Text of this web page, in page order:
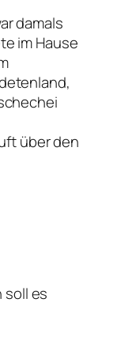
damals
im Hause
über den
soll es